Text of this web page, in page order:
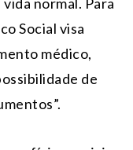
Social visa
médico,
de